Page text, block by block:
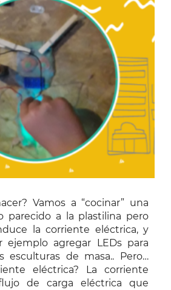
Vamos a “cocinar” una
parecido a la plastilina pero
la corriente eléctrica, y
ejemplo agregar LEDs para
esculturas de masa.. Pero…
eléctrica? La corriente
de carga eléctrica que